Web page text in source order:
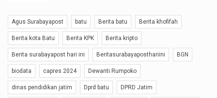
Agus Surabayapost batu Berita batu Berita khofifah
Berita kota Batu Berita KPK Berita kripto
Berita surabayapost hari ini Beritasurabayaposthariini BGN
biodata capres 2024 Dewanti Rumpoko
dinas pendidikan jatim Dprd batu DPRD Jatim